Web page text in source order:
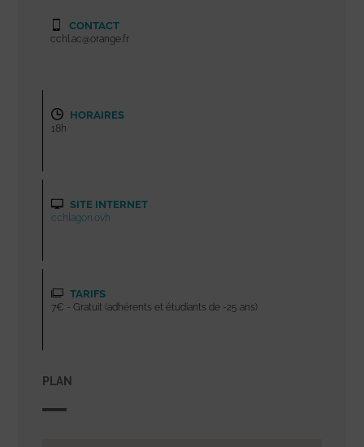
CONTACT
cchl.ac@orange.fr
HORAIRES
18h
SITE INTERNET
cchlagon.ovh
TARIFS
7€ - Gratuit (adhérents et étudiants de -25 ans)
PLAN